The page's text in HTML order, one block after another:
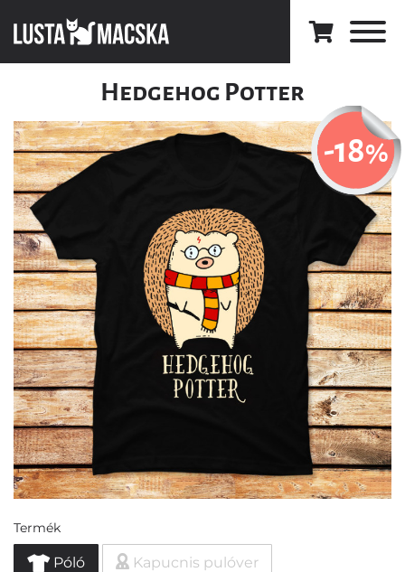
Hedgehog Potter
-18%
Termék
Póló Kapucnis pulóver